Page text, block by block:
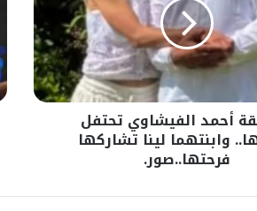
أحمد الفيشاوي تحتفل
وابنتهما لينا تشاركها
فرحتها..صور.